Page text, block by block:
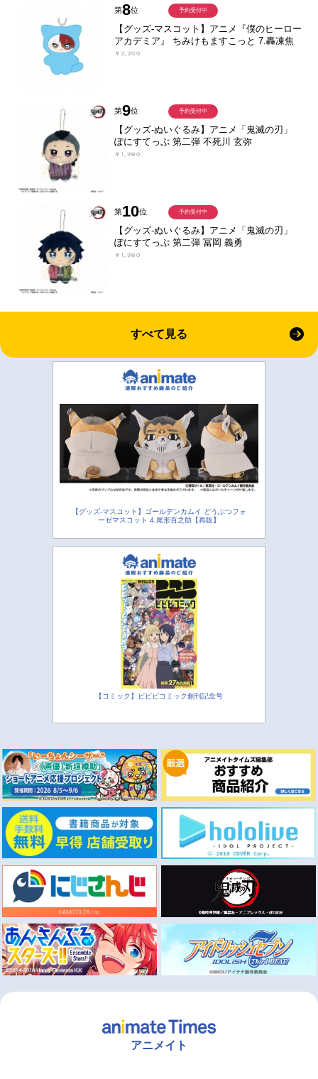
第8位
【グッズ-マスコット】アニメ『僕のヒーロー
アカデミア』 ちみけもますこっと 7.轟凍焦
￥2,200
予約受付中
第9位
【グッズ-ぬいぐるみ】アニメ「鬼滅の刃」
ぽにすてっぷ 第二弾 不死川 玄弥
￥1,980
予約受付中
第10位
【グッズ-ぬいぐるみ】アニメ「鬼滅の刃」
ぽにすてっぷ 第二弾 冨岡 義勇
￥1,980
予約受付中
すべて見る
【グッズ-マスコット】ゴールデンカムイ どうぶつフォ
ーゼマスコット 4.尾形百之助【再販】
【コミック】ビビビコミック創刊記念号
アニメイト